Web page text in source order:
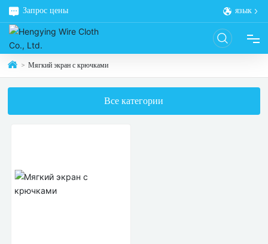
Запрос цены язык
БЛОГ
Мягкий экран с крючками
Все категории